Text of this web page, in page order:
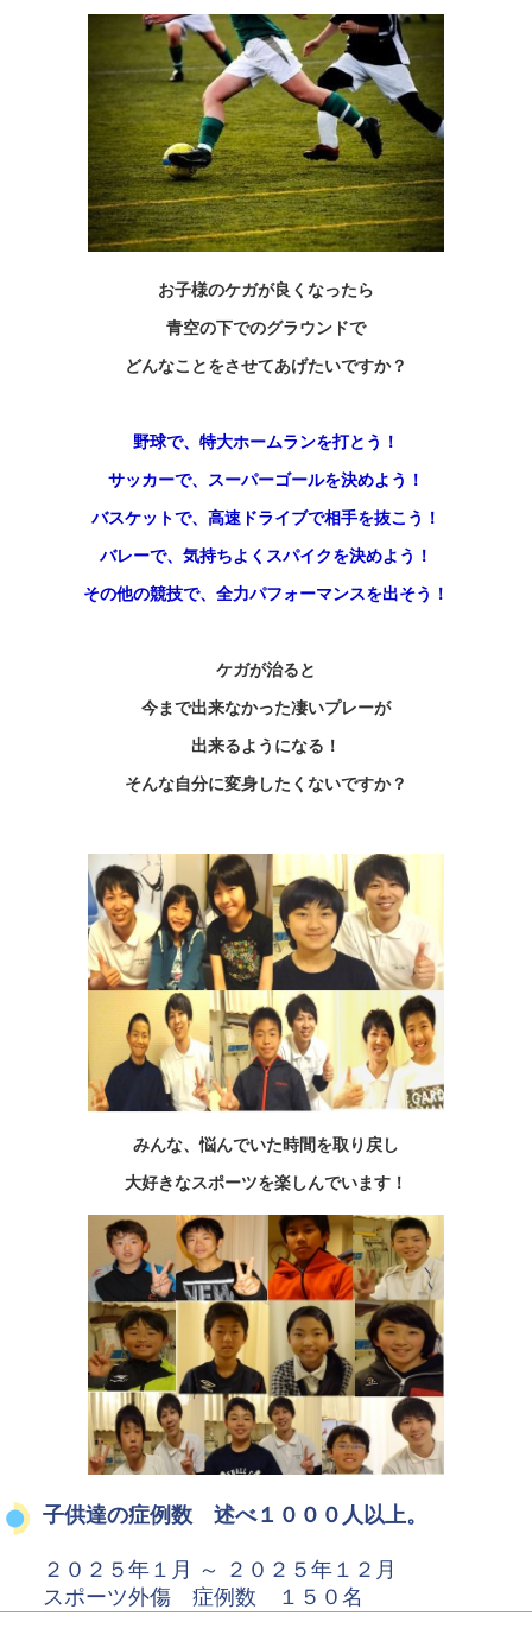
お子様のケガが良くなったら
青空の下でのグラウンドで
どんなことをさせてあげたいですか？
野球で、特大ホームランを打とう！
サッカーで、スーパーゴールを決めよう！
バスケットで、高速ドライブで相手を抜こう！
バレーで、気持ちよくスパイクを決めよう！
その他の競技で、全力パフォーマンスを出そう！
ケガが治ると
今まで出来なかった凄いプレーが
出来るようになる！
そんな自分に変身したくないですか？
みんな、悩んでいた時間を取り戻し
大好きなスポーツを楽しんでいます！
子供達の症例数 述べ１０００人以上。
２０２５年１月 ～ ２０２５年１２月
スポーツ外傷 症例数 １５０名